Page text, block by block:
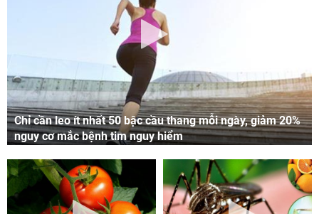
Chỉ cần leo ít nhất 50 bậc cầu thang mỗi ngày, giảm 20%
nguy cơ mắc bệnh tim nguy hiểm